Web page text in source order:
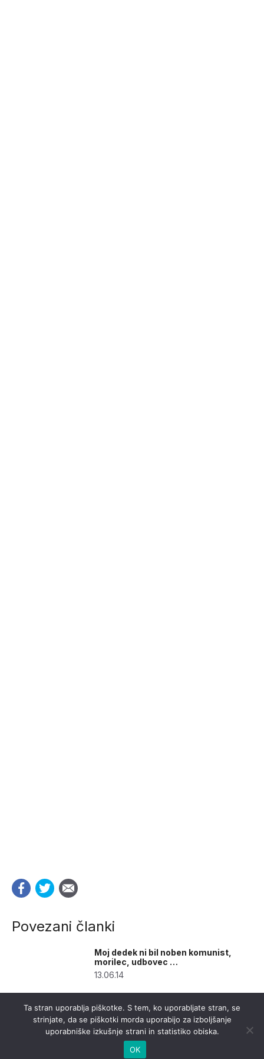
Povezani članki
Moj dedek ni bil noben komunist,
morilec, udbovec …
13.06.14
Ta stran uporablja piškotke. S tem, ko uporabljate stran, se
strinjate, da se piškotki morda uporabijo za izboljšanje
uporabniške izkušnje strani in statistiko obiska.
OK